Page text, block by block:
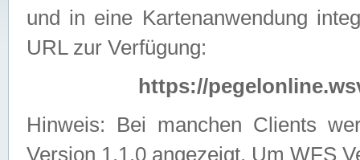
und in eine Kartenanwendung
URL zur Verfügung:
https://
Hinweis: Bei manchen Clients
Version 1.1.0 angezeigt. Um WFS